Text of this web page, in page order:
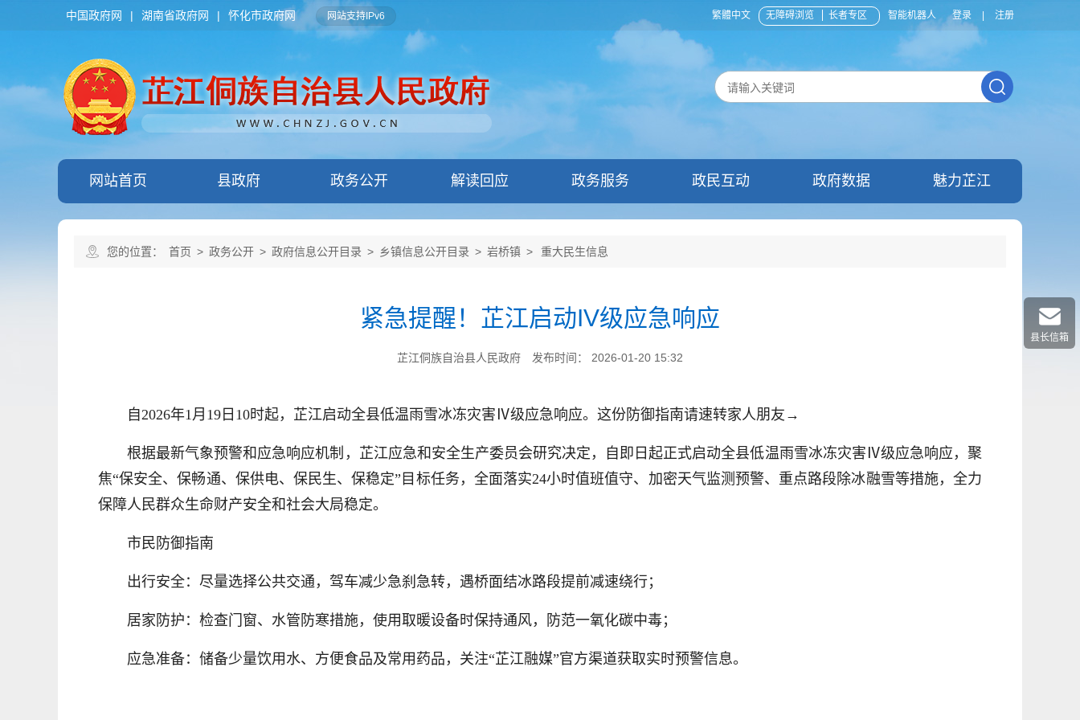
繁體中文 无障碍浏览 长者专区 智能机器人 登录 注册
中国政府网 | 湖南省政府网 | 怀化市政府网 网站支持IPv6
网站首页 县政府 政务公开 解读回应 政务服务 政民互动 政府数据 魅力芷江
您的位置： 首页 > 政务公开 > 政府信息公开目录 > 乡镇信息公开目录 > 岩桥镇 > 重大民生信息
紧急提醒！芷江启动IV级应急响应
芷江侗族自治县人民政府 发布时间： 2026-01-20 15:32
自2026年1月19日10时起，芷江启动全县低温雨雪冰冻灾害Ⅳ级应急响应。这份防御指南请速转家人朋友→
根据最新气象预警和应急响应机制，芷江应急和安全生产委员会研究决定，自即日起正式启动全县低温雨雪冰冻灾害Ⅳ级应急响应，聚
焦“保安全、保畅通、保供电、保民生、保稳定”目标任务，全面落实24小时值班值守、加密天气监测预警、重点路段除冰融雪等措施，全力
保障人民群众生命财产安全和社会大局稳定。
市民防御指南
出行安全：尽量选择公共交通，驾车减少急刹急转，遇桥面结冰路段提前减速绕行；
居家防护：检查门窗、水管防寒措施，使用取暖设备时保持通风，防范一氧化碳中毒；
应急准备：储备少量饮用水、方便食品及常用药品，关注“芷江融媒”官方渠道获取实时预警信息。
县长信箱